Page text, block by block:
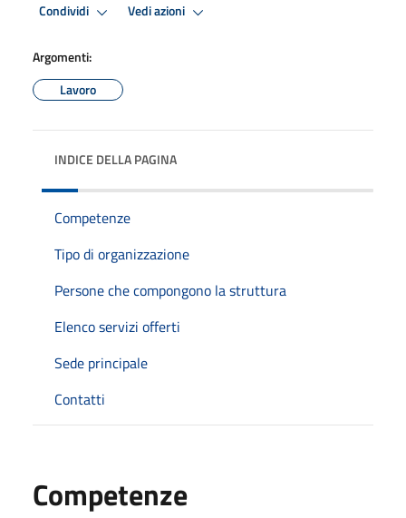
Condividi Vedi azioni
Argomenti:
Lavoro
INDICE DELLA PAGINA
Competenze
Tipo di organizzazione
Persone che compongono la struttura
Elenco servizi offerti
Sede principale
Contatti
Competenze